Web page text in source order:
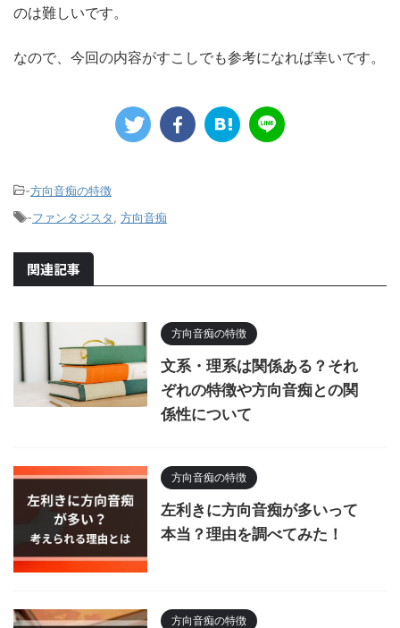
のは難しいです。
なので、今回の内容がすこしでも参考になれば幸いです。
-方向音痴の特徴
-ファンタジスタ, 方向音痴
関連記事
方向音痴の特徴
文系・理系は関係ある？それ
ぞれの特徴や方向音痴との関
係性について
方向音痴の特徴
左利きに方向音痴が多いって
本当？理由を調べてみた！
方向音痴の特徴